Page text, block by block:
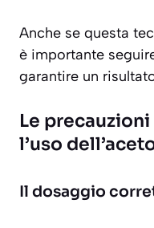
Anche se questa
è importante
garantire un
Le
l’uso
Il dosaggio